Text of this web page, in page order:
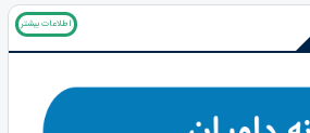
اطلاعات بیشتر